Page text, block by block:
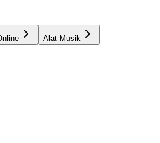
Alat Musik